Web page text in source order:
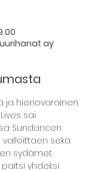
ay
ja hienovarainen
sai
Sundancen
valloittaen sekä
sydämet.
yhdeksi